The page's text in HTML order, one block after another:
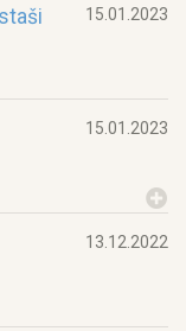
15.01.2023
15.01.2023
13.12.2022